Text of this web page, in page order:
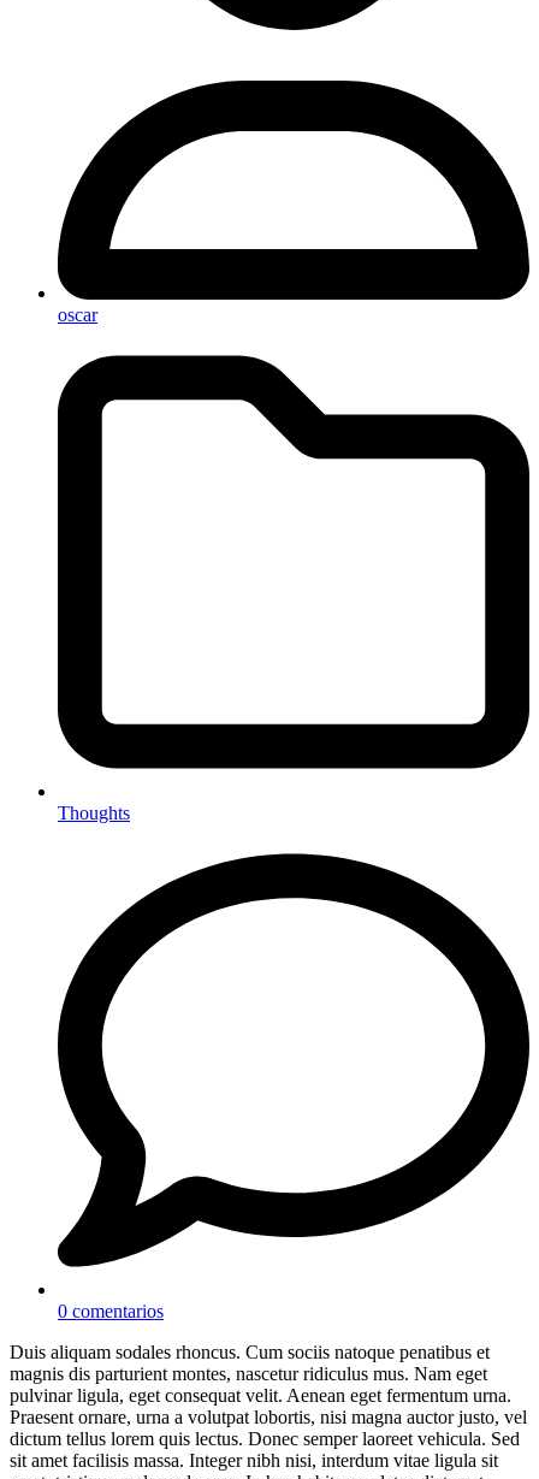
oscar
Thoughts
0 comentarios
Duis aliquam sodales rhoncus. Cum sociis natoque penatibus et
magnis dis parturient montes, nascetur ridiculus mus. Nam eget
pulvinar ligula, eget consequat velit. Aenean eget fermentum urna.
Praesent ornare, urna a volutpat lobortis, nisi magna auctor justo, vel
dictum tellus lorem quis lectus. Donec semper laoreet vehicula. Sed
sit amet facilisis massa. Integer nibh nisi, interdum vitae ligula sit